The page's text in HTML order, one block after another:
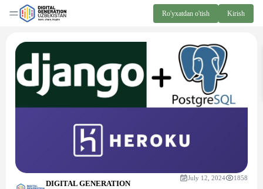
Ro'yxatdan o'tish Kirish
DIGITAL GENERATION
July 12, 2024 1858